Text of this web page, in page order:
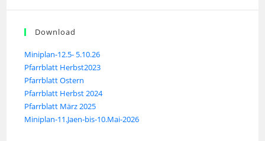
Download
Miniplan-12.5- 5.10.26
Pfarrblatt Herbst2023
Pfarrblatt Ostern
Pfarrblatt Herbst 2024
Pfarrblatt März 2025
Miniplan-11.Jaen-bis-10.Mai-2026